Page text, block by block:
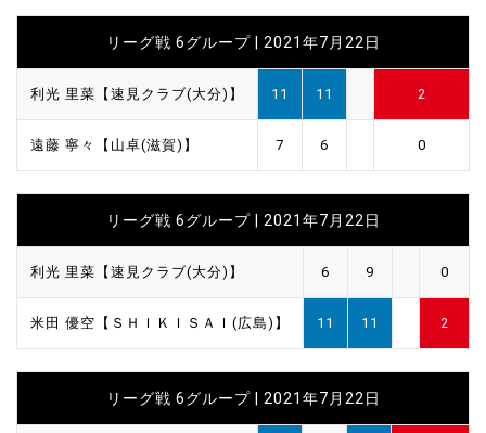
リーグ戦 6グループ | 2021年7月22日
利光 里菜【速見クラブ(大分)】 11 11 2
遠藤 寧々【山卓(滋賀)】 7 6 0
リーグ戦 6グループ | 2021年7月22日
利光 里菜【速見クラブ(大分)】 6 9 0
米田 優空【ＳＨＩＫＩＳＡＩ(広島)】 11 11 2
リーグ戦 6グループ | 2021年7月22日